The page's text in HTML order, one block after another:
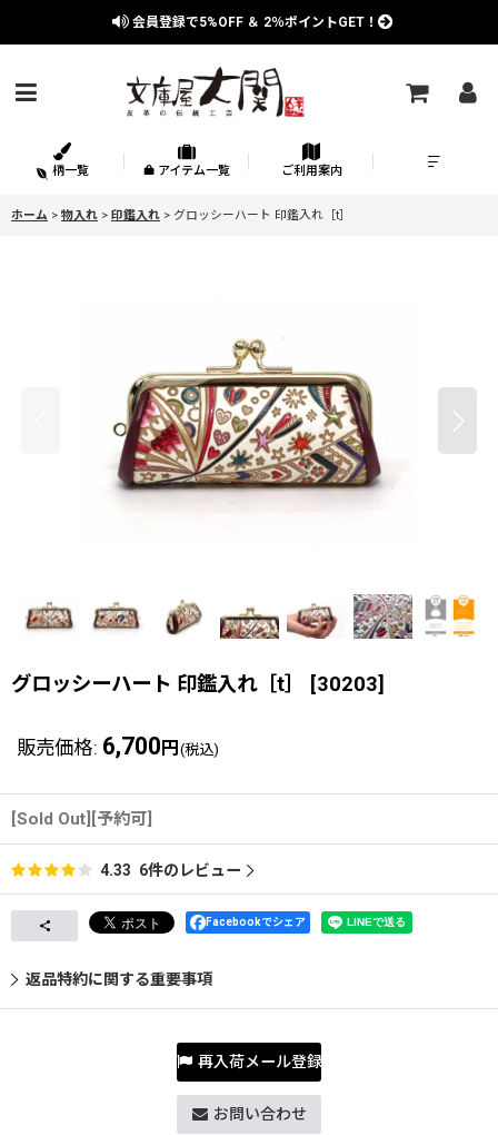
会員登録で5%OFF ＆ 2％ポイントGET！
柄一覧 アイテム一覧 ご利用案内
ホーム > 物入れ > 印鑑入れ > グロッシーハート 印鑑入れ［t］
グロッシーハート 印鑑入れ［t］ [30203]
販売価格: 6,700 円 (税込)
[Sold Out][予約可]
4.33 6件のレビュー
Facebookでシェア
返品特約に関する重要事項
再入荷メール登録
お問い合わせ